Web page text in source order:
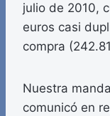
julio de 2010,
euros casi
compra
Nuestra
comunicó en